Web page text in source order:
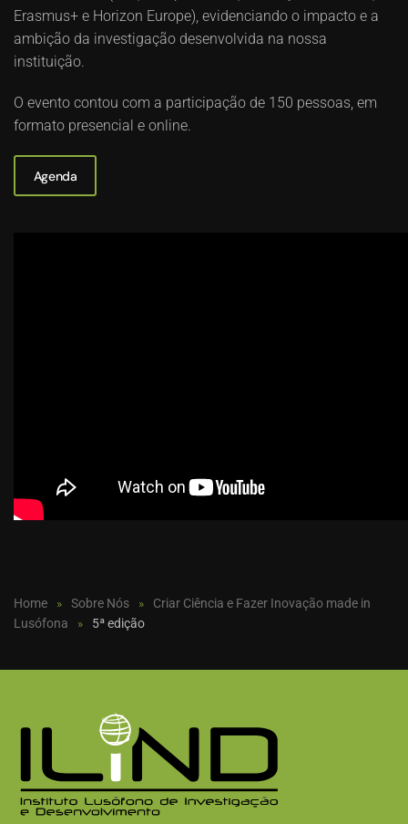
Erasmus+ e Horizon Europe), evidenciando o impacto e a
ambição da investigação desenvolvida na nossa
instituição.
O evento contou com a participação de 150 pessoas, em
formato presencial e online.
Agenda
Home Sobre Nós
Criar Ciência e Fazer Inovação made in
Lusófona
5ª edição